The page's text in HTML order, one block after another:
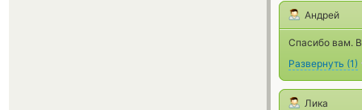
Андрей
Спасибо вам.
Развернуть (1)
Лика